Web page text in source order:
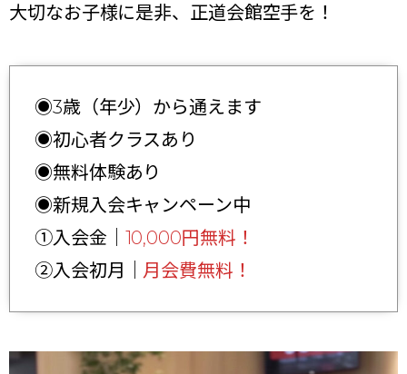
大切なお子様に是非、正道会館空手を！
◉3歳（年少）から通えます
◉初心者クラスあり
◉無料体験あり
◉新規入会キャンペーン中
①入会金｜ 10,000円無料！
②入会初月｜ 月会費無料！